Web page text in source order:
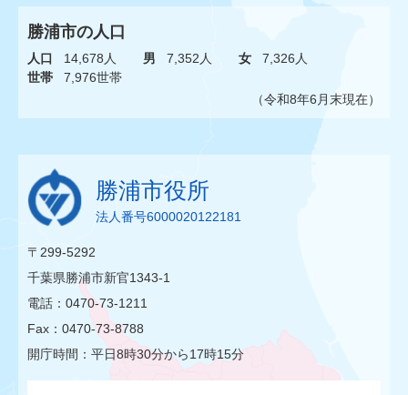
勝浦市の人口
人口 14,678人 男 7,352人 女
7,326人
世帯
7,976世帯
（令和8年6月末現在）
勝浦市役所
法人番号6000020122181
〒299-5292
千葉県勝浦市新官1343-1
電話：0470-73-1211
Fax：0470-73-8788
開庁時間：平日8時30分から17時15分